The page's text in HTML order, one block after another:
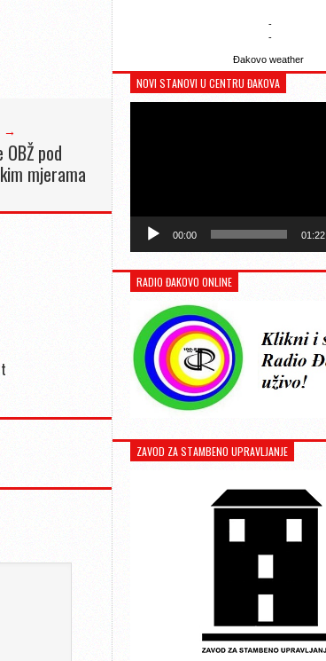
→
pod
mjerama
-
-
Đakovo weather
NOVI STANOVI U CENTRU ĐAKOVA
00:00 01:22
RADIO ĐAKOVO ONLINE
ZAVOD ZA STAMBENO UPRAVLJANJE